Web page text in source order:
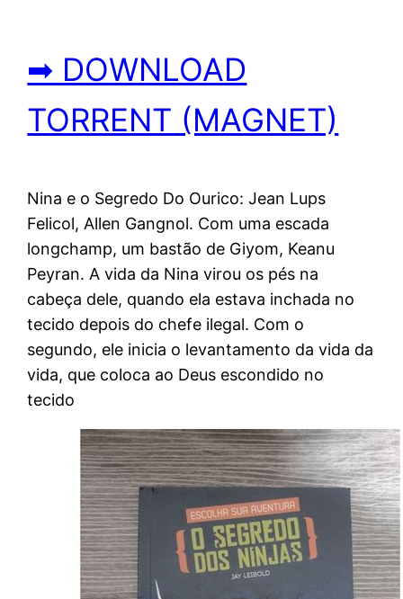
➡ DOWNLOAD
TORRENT (MAGNET)
Nina e o Segredo Do Ourico: Jean Lups
Felicol, Allen Gangnol. Com uma escada
longchamp, um bastão de Giyom, Keanu
Peyran. A vida da Nina virou os pés na
cabeça dele, quando ela estava inchada no
tecido depois do chefe ilegal. Com o
segundo, ele inicia o levantamento da vida da
vida, que coloca ao Deus escondido no
tecido